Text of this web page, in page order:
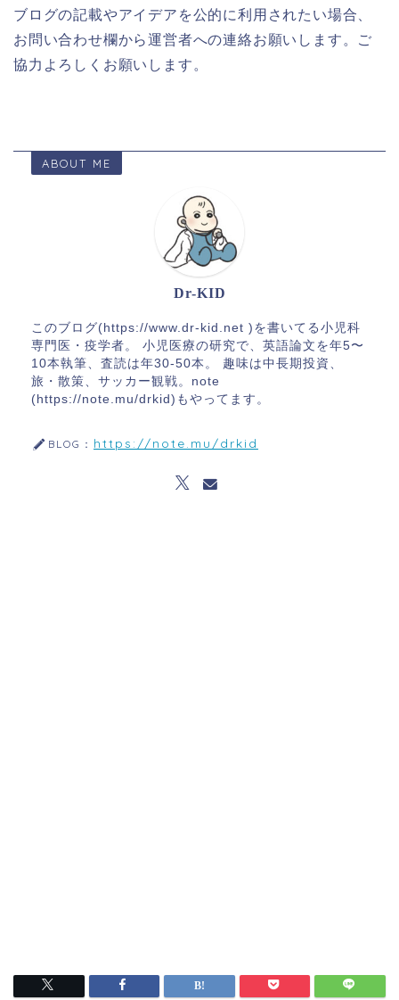
ブログの記載やアイデアを公的に利用されたい場合、
お問い合わせ欄から運営者への連絡お願いします。ご
協力よろしくお願いします。
ABOUT ME
Dr-KID
このブログ(https://www.dr-kid.net )を書いてる小児科
専門医・疫学者。 小児医療の研究で、英語論文を年5〜
10本執筆、査読は年30-50本。 趣味は中長期投資、
旅・散策、サッカー観戦。note
(https://note.mu/drkid)もやってます。
BLOG： https://note.mu/drkid